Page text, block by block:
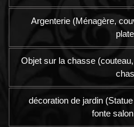
Argenterie (Ménagère,
Objet sur la chasse
décoration de jardin
fonte